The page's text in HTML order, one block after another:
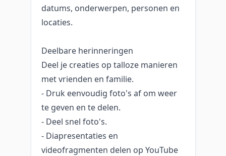
datums, onderwerpen, personen en
locaties.
Deelbare herinneringen
Deel je creaties op talloze manieren
met vrienden en familie.
- Druk eenvoudig foto's af om weer
te geven en te delen.
- Deel snel foto's.
- Diapresentaties en
videofragmenten delen op YouTube